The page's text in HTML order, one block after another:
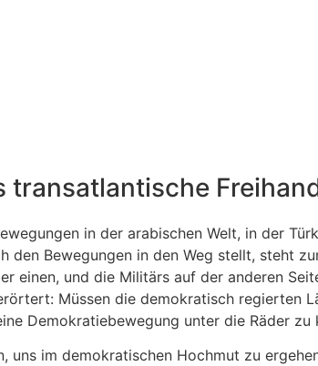
in der arabischen Welt, in der
den Bewegungen in den Weg stellt, steht
einen, und die Militärs auf der anderen
Müssen die demokratisch regierten
Demokratiebewegung unter die Räder zu
uns im demokratischen Hochmut zu